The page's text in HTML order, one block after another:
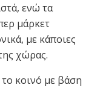
ενώ τα
μάρκετ
με κάποιες
χώρας.
κοινό με βάση